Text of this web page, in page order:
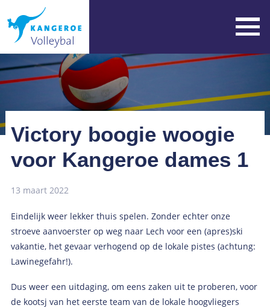
Victory boogie woogie
voor Kangeroe dames 1
13 maart 2022
Eindelijk weer lekker thuis spelen. Zonder echter onze
stroeve aanvoerster op weg naar Lech voor een (apres)ski
vakantie, het gevaar verhogend op de lokale pistes (achtung:
Lawinegefahr!).
Dus weer een uitdaging, om eens zaken uit te proberen, voor
de kootsj van het eerste team van de lokale hoogvliegers